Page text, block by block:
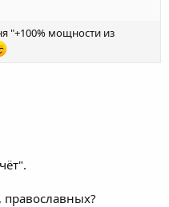
"+100% мощности из